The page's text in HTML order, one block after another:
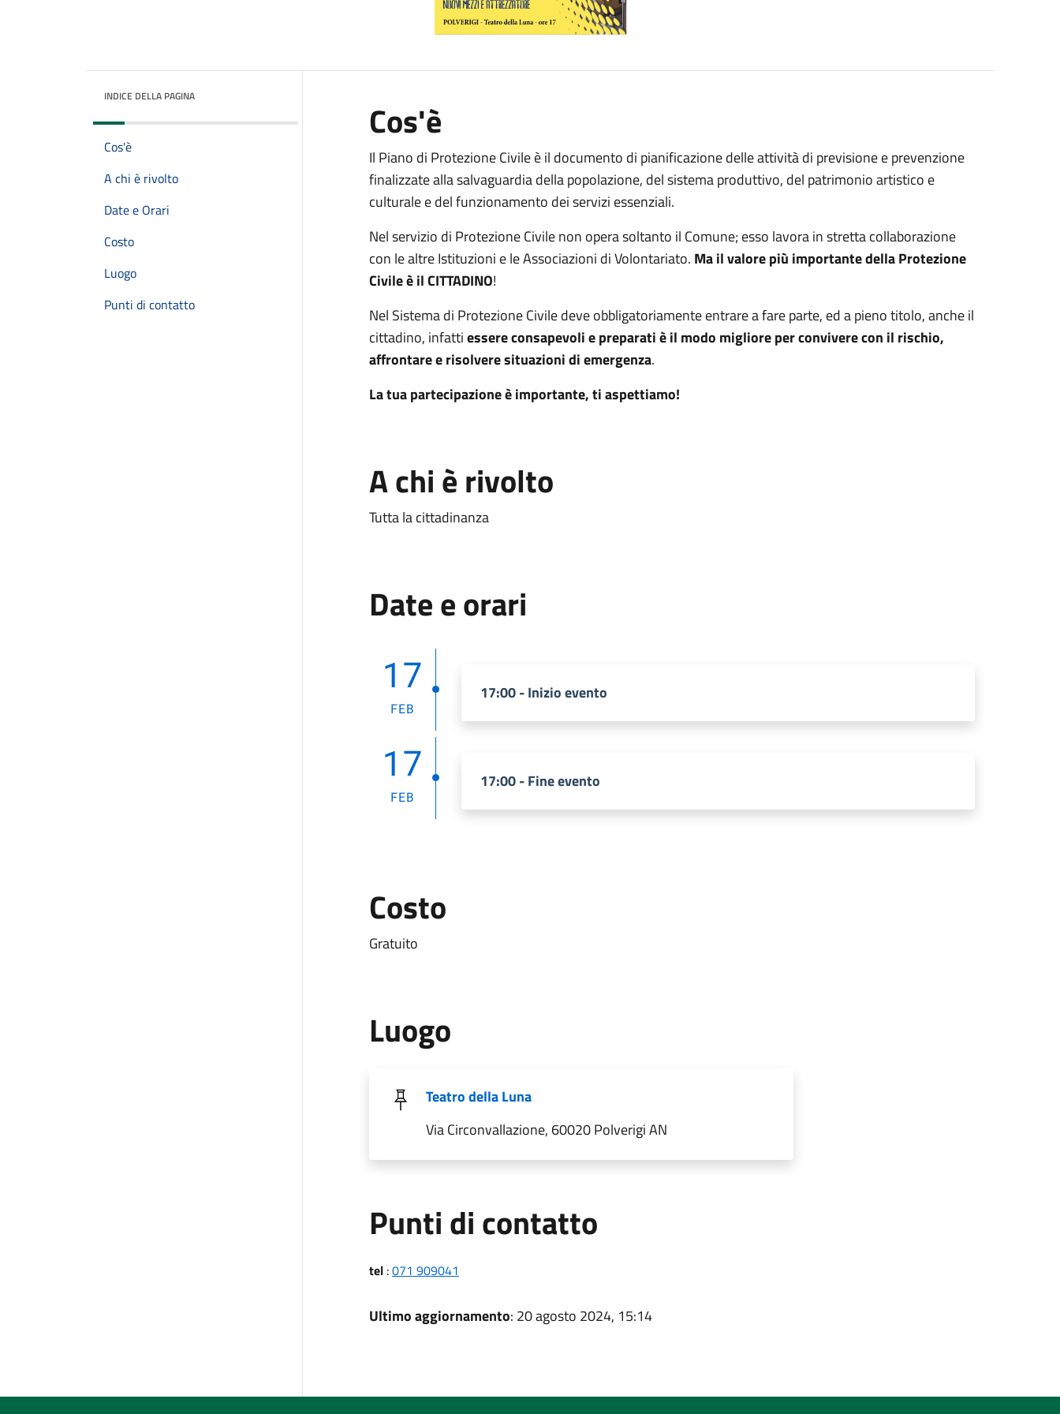
INDICE DELLA PAGINA
Cos'è
A chi è rivolto
Date e Orari
Costo
Luogo
Punti di contatto
Cos'è
Il Piano di Protezione Civile è il documento di pianificazione delle attività di previsione e prevenzione
finalizzate alla salvaguardia della popolazione, del sistema produttivo, del patrimonio artistico e
culturale e del funzionamento dei servizi essenziali.
Nel servizio di Protezione Civile non opera soltanto il Comune; esso lavora in stretta collaborazione
con le altre Istituzioni e le Associazioni di Volontariato. Ma il valore più importante della Protezione
Civile è il CITTADINO!
Nel Sistema di Protezione Civile deve obbligatoriamente entrare a fare parte, ed a pieno titolo, anche il
cittadino, infattiessere consapevoli e preparati è il modo migliore per convivere con il rischio,
affrontare e risolvere situazioni di emergenza.
La tua partecipazione è importante, ti aspettiamo!
A chi è rivolto
Tutta la cittadinanza
Date e orari
17
FEB
17:00 - Inizio evento
17
FEB
17:00 - Fine evento
Costo
Gratuito
Luogo
Teatro della Luna
Via Circonvallazione, 60020 Polverigi AN
Punti di contatto
tel:071 909041
Ultimo aggiornamento: 20 agosto 2024, 15:14